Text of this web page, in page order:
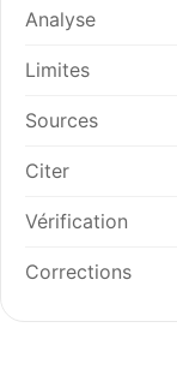
Analyse
Limites
Sources
Citer
Vérification
Corrections